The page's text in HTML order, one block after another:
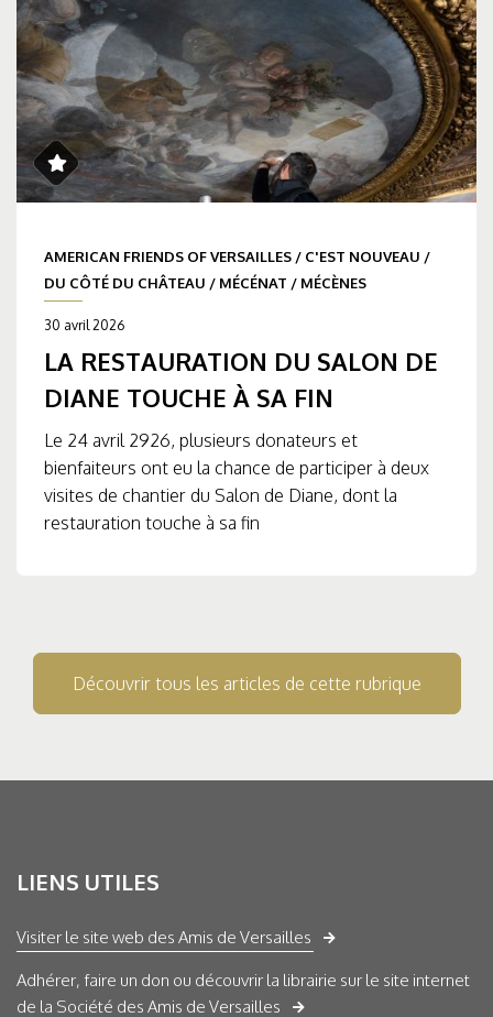
AMERICAN FRIENDS OF VERSAILLES / C'EST NOUVEAU /
DU CÔTÉ DU CHÂTEAU / MÉCÉNAT / MÉCÈNES
30 avril 2026
LA RESTAURATION DU SALON DE
DIANE TOUCHE À SA FIN
Le 24 avril 2926, plusieurs donateurs et
bienfaiteurs ont eu la chance de participer à deux
visites de chantier du Salon de Diane, dont la
restauration touche à sa fin
Découvrir tous les articles de cette rubrique
LIENS UTILES
Visiter le site web des Amis de Versailles
Adhérer, faire un don ou découvrir la librairie sur le site internet
de la Société des Amis de Versailles